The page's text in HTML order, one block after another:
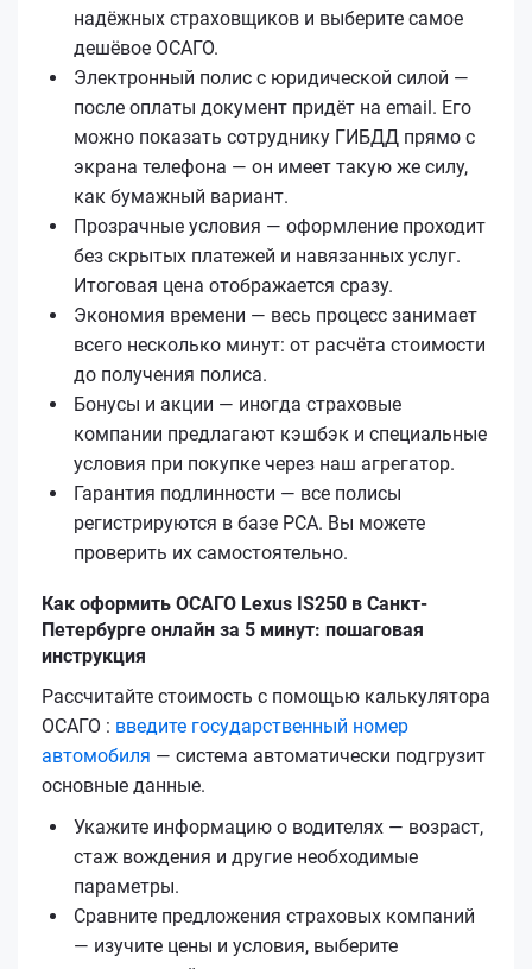
надёжных страховщиков и выберите самое
дешёвое ОСАГО.
Электронный полис с юридической силой —
после оплаты документ придёт на email. Его
можно показать сотруднику ГИБДД прямо с
экрана телефона — он имеет такую же силу,
как бумажный вариант.
Прозрачные условия — оформление проходит
без скрытых платежей и навязанных услуг.
Итоговая цена отображается сразу.
Экономия времени — весь процесс занимает
всего несколько минут: от расчёта стоимости
до получения полиса.
Бонусы и акции — иногда страховые
компании предлагают кэшбэк и специальные
условия при покупке через наш агрегатор.
Гарантия подлинности — все полисы
регистрируются в базе РСА. Вы можете
проверить их самостоятельно.
Как оформить ОСАГО Lexus IS250 в Санкт-
Петербурге онлайн за 5 минут: пошаговая
инструкция
Рассчитайте стоимость с помощью калькулятора
ОСАГО : введите государственный номер
автомобиля — система автоматически подгрузит
основные данные.
Укажите информацию о водителях — возраст,
стаж вождения и другие необходимые
параметры.
Сравните предложения страховых компаний
— изучите цены и условия, выберите